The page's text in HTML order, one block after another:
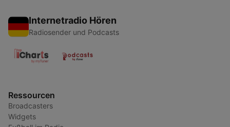
Internetradio Hören
Radiosender und Podcasts
Ressourcen
Broadcasters
Widgets